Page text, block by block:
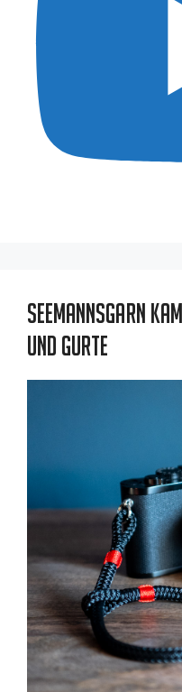
Seemannsgarn
und Gurte